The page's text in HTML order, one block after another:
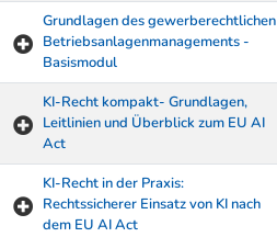
Grundlagen des gewerberechtlichen
Betriebsanlagenmanagements -
Basismodul
KI-Recht kompakt- Grundlagen,
Leitlinien und Überblick zum EU AI
Act
KI-Recht in der Praxis:
Rechtssicherer Einsatz von KI nach
dem EU AI Act